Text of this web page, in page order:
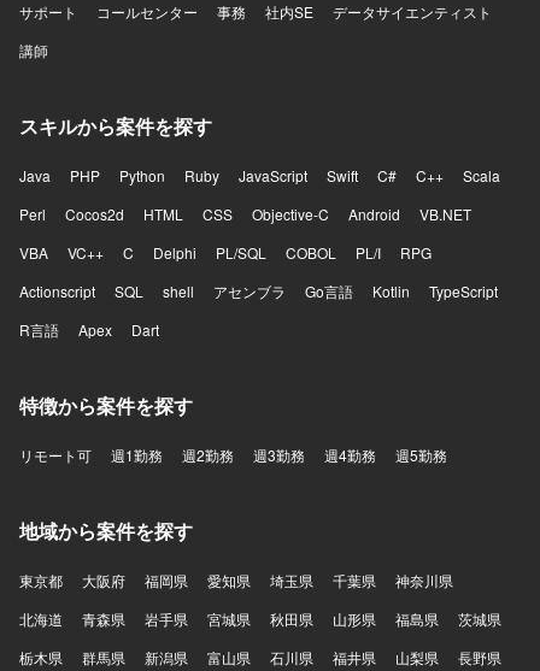
サポート
コールセンター 事務 社内SE
データサイエンティスト
講師
スキルから案件を探す
Java PHP Python Ruby JavaScript Swift C# C++
Scala
Perl
Cocos2d HTML CSS Objective-C Android
VB.NET
VBA
VC++ C Delphi PL/SQL COBOL PL/I
RPG
Actionscript
SQL shell アセンブラ Go言語 Kotlin
TypeScript
R言語
Apex Dart
特徴から案件を探す
リモート可 週1勤務 週2勤務 週3勤務 週4勤務 週5勤務
地域から案件を探す
東京都 大阪府 福岡県 愛知県 埼玉県 千葉県
神奈川県
北海道
青森県 岩手県 宮城県 秋田県 山形県 福島県
茨城県
栃木県
群馬県 新潟県 富山県 石川県 福井県 山梨県 長野県